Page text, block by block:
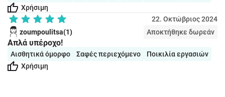
Χρήσιμη
22. Οκτώβριος 2024
zoumpoulitsa(1)
Αποκτήθηκε δωρεάν
Απλά υπέροχο!
Αισθητικά όμορφο Σαφές περιεχόμενο
Ποικιλία εργασιών
Χρήσιμη